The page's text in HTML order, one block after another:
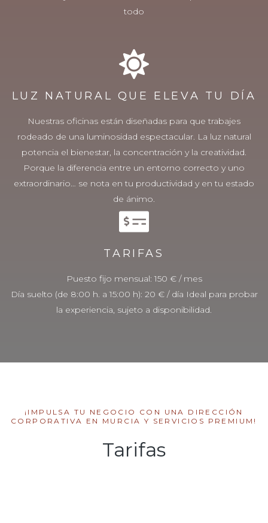
todo
LUZ NATURAL QUE ELEVA TU DÍA
Nuestras oficinas están diseñadas para que trabajes
rodeado de una luminosidad espectacular. La luz natural
potencia el bienestar, la concentración y la creatividad.
Porque la diferencia entre un entorno correcto y uno
extraordinario… se nota en tu productividad y en tu estado
de ánimo.
TARIFAS
Puesto fijo mensual: 150 € / mes
Día suelto (de 8:00 h. a 15:00 h): 20 € / día Ideal para probar
la experiencia, sujeto a disponibilidad.
¡IMPULSA TU NEGOCIO CON UNA DIRECCIÓN
CORPORATIVA EN MURCIA Y SERVICIOS PREMIUM!
Tarifas